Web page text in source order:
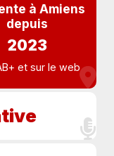
à Amiens
depuis
2023
et sur le web